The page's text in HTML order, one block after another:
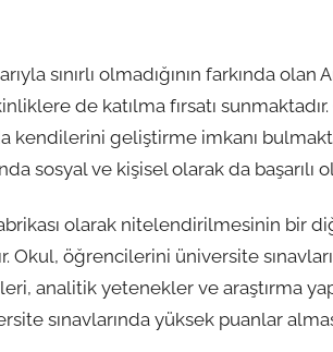
sınırlı olmadığının farkında
de katılma fırsatı
geliştirme imkanı
sosyal ve kişisel olarak da başarılı
olarak nitelendirilmesinin bir
Okul, öğrencilerini üniversite
analitik yetenekler ve araştırma
sınavlarında yüksek puanlar